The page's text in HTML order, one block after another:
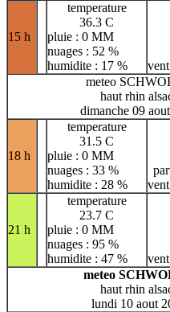
15 h
temperature
36.3 C
pluie : 0 MM
nuages : 52 %
humidite : 17 %
meteo
haut rhin
dimanche 09
18 h
temperature
31.5 C
pluie : 0 MM
nuages : 33 %
humidite : 28 %
21 h
temperature
23.7 C
pluie : 0 MM
nuages : 95 %
humidite : 47 %
meteo
haut rhin
lundi 10 aout